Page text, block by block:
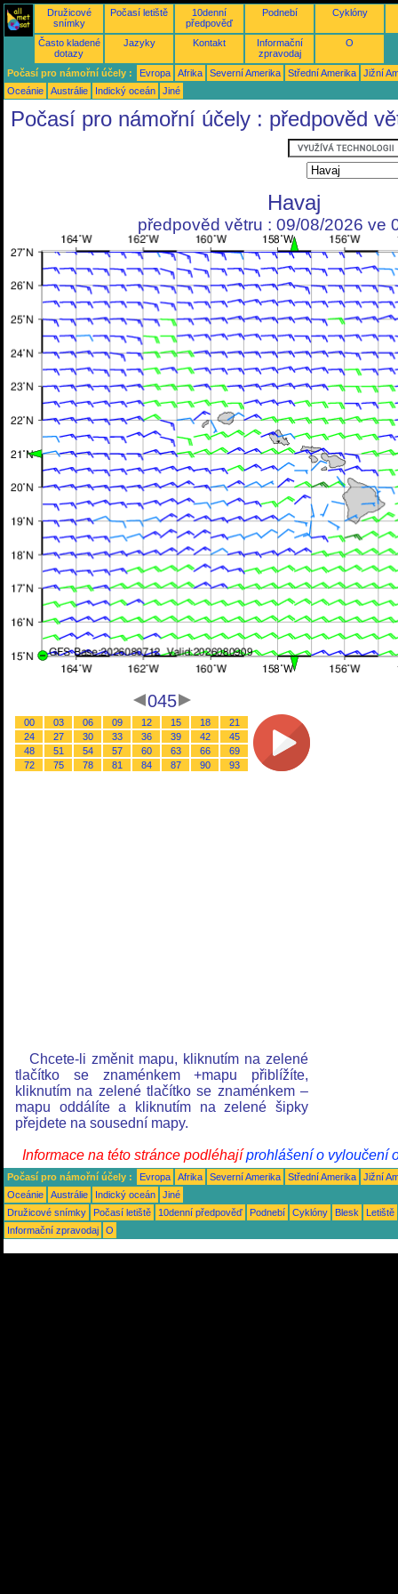
Družicové
snímky
Počasí letiště
10denní
předpověď
Podnebí Cyklóny
Často kladené
dotazy
Jazyky Kontakt
Informační
zpravodaj
O
Počasí pro námořní účely : Evropa Afrika Severní Amerika Střední Amerika
Jižní
Oceánie
Austrálie Indický oceán Jiné
Počasí pro námořní účely : předpověd
Havaj
předpověd větru : 09/08/2026 ve
045
00 03 06 09 12 15 18
21
24
27 30 33 36 39 42
45
48
51 54 57 60 63 66
69
72
75 78 81 84 87 90 93
Chcete-li změnit mapu, kliknutím na zelené
tlačítko se znaménkem +mapu přiblížíte,
kliknutím na zelené tlačítko se znaménkem –
mapu oddálíte a kliknutím na zelené šipky
přejdete na sousední mapy.
Informace na této stránce podléhajíprohlášení o vyloučení
Počasí pro námořní účely : Evropa Afrika Severní Amerika Střední Amerika
Jižní
Oceánie
Austrálie Indický oceán
Jiné
Družicové snímky
Počasí letiště 10denní předpověď Podnebí Cyklóny Blesk
Letiště
Informační zpravodaj
O